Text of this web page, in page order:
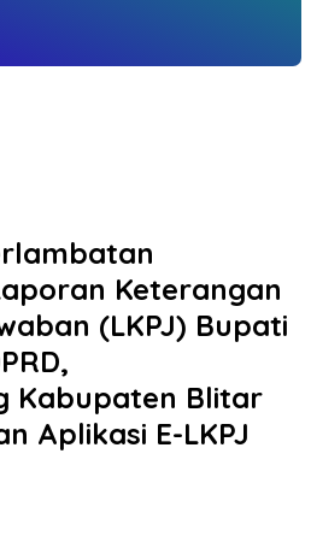
Keterangan
(LKPJ) Bupati
Kabupaten Blitar
Aplikasi E-LKPJ